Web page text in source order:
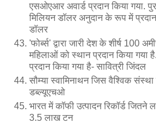
एसओएआर अवार्ड प्रदान किया गया.
मिलियन डॉलर अनुदान के रूप में
डॉलर
'फोर्ब्स' द्वारा जारी देश के शीर्ष 100
महिलाओं को स्थान प्रदान किया गया
प्रदान किया गया है- सावित्री जिंदल
सौम्या स्वामिनाथन जिस वैश्विक
डब्ल्यूएचओ
भारत में कॉफी उत्पादन रिकॉर्ड
3.5 लाख टन